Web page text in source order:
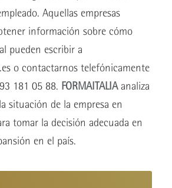
Aquellas empresas
información sobre cómo
pueden escribir a
o contactarnos telefónicamente
181 05 88. FORMAITALIAanaliza
situación de la empresa en
tomar la decisión adecuada en
en el país.